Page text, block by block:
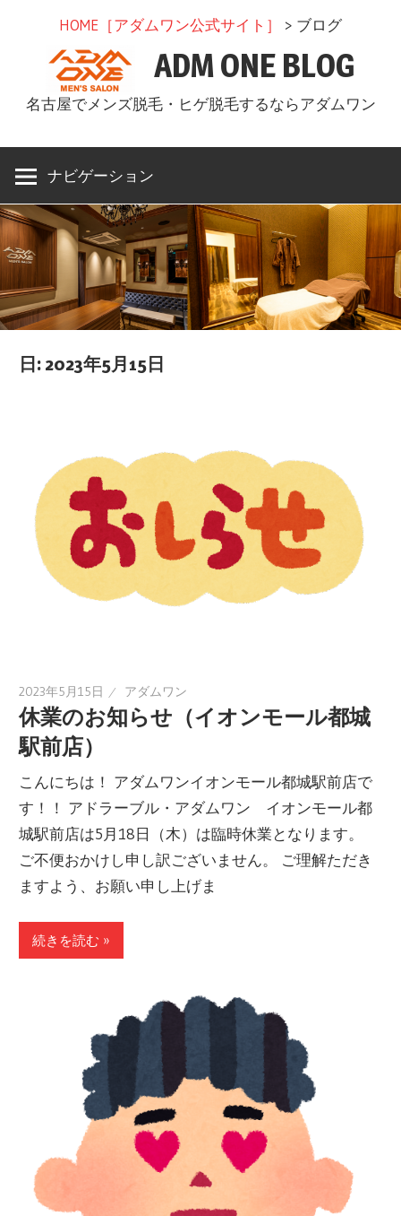
へ
ッ
プ
HOME［アダムワン公式サイト］ > ブログ
ADM ONE BLOG
名古屋でメンズ脱毛・ヒゲ脱毛するならアダムワン
ナビゲーション
日: 2023年5月15日
2023年5月15日 アダムワン
休業のお知らせ（イオンモール都城
駅前店）
こんにちは！ アダムワンイオンモール都城駅前店で
す！！ アドラーブル・アダムワン イオンモール都
城駅前店は5月18日（木）は臨時休業となります。
ご不便おかけし申し訳ございません。 ご理解ただき
ますよう、お願い申し上げま
続きを読む »